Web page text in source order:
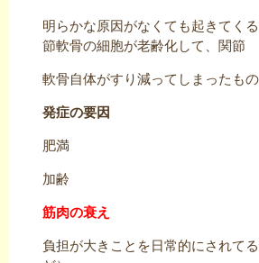
明らかな原因がなくても起きてく
節軟骨の細胞が老齢化して、関節
軟骨自体がすり減ってしまったもの
発症の要因
肥満
加齢
筋肉の衰え
負担が大きことを日常的にされて